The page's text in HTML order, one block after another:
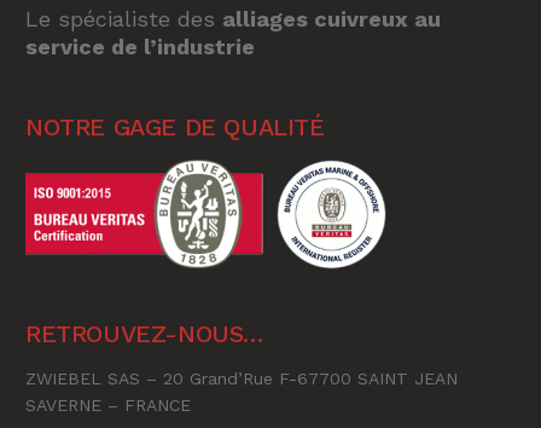
Le spécialiste des alliages cuivreux au
service de l’industrie
NOTRE GAGE DE QUALITÉ
RETROUVEZ-NOUS…
ZWIEBEL SAS – 20 Grand’Rue F-67700 SAINT JEAN
SAVERNE – FRANCE